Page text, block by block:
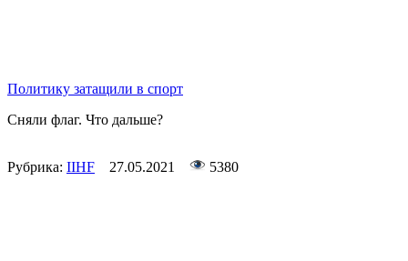
Политику затащили в спорт
Сняли флаг. Что дальше?
Рубрика: IIHF 27.05.2021 5380